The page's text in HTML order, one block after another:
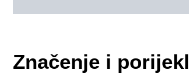
Značenje i